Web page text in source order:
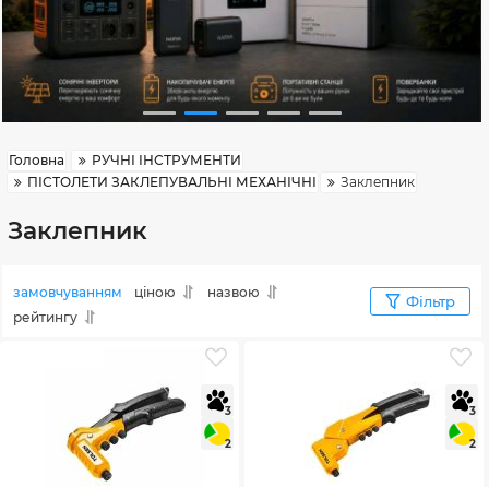
Головна
РУЧНІ ІНСТРУМЕНТИ
ПІСТОЛЕТИ ЗАКЛЕПУВАЛЬНІ МЕХАНІЧНІ
Заклепник
Заклепник
замовчуванням ціною
назвою
рейтингу
Фільтр
3
2
3
2